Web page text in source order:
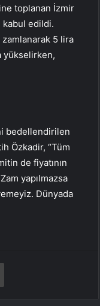
toplanan İzmir
kabul edildi.
5 lira
yükselirken,
bedellendirilen
Özkadir, “Tüm
de fiyatının
yapılmazsa
Dünyada
Yazdır